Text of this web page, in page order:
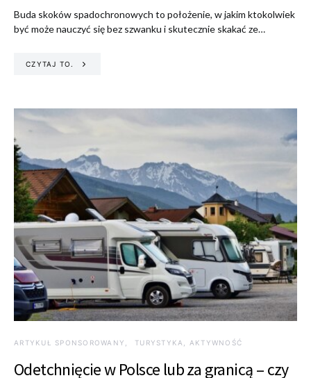
Buda skoków spadochronowych to położenie, w jakim ktokolwiek
być może nauczyć się bez szwanku i skutecznie skakać ze…
CZYTAJ TO.
ARTYKUŁ SPONSOROWANY TURYSTYKA, AKTYWNOŚĆ
Odetchnięcie w Polsce lub za granicą – czy